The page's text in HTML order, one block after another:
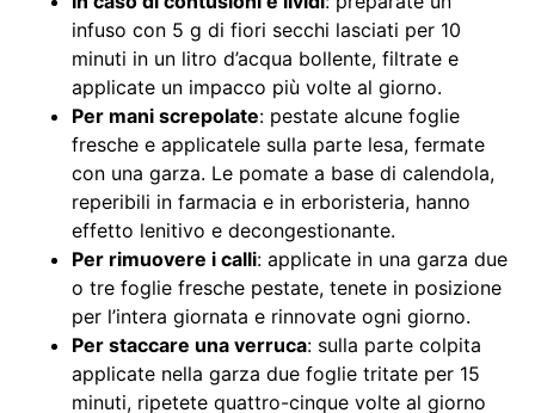
infuso con 5 g di fiori secchi lasciati per 10
minuti in un litro d’acqua bollente, filtrate e
applicate un impacco più volte al giorno.
Per mani screpolate: pestate alcune foglie
fresche e applicatele sulla parte lesa, fermate
con una garza. Le pomate a base di calendola,
reperibili in farmacia e in erboristeria, hanno
effetto lenitivo e decongestionante.
Per rimuovere i calli: applicate in una garza due
o tre foglie fresche pestate, tenete in posizione
per l’intera giornata e rinnovate ogni giorno.
Per staccare una verruca: sulla parte colpita
applicate nella garza due foglie tritate per 15
minuti, ripetete quattro-cinque volte al giorno